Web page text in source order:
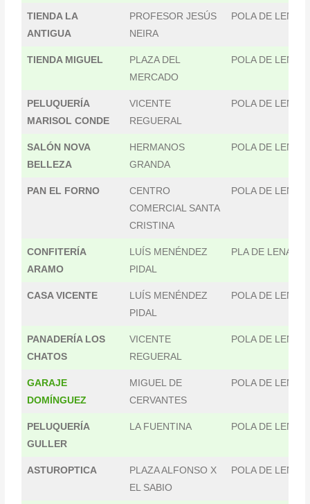
TIENDA LA
ANTIGUA
PROFESOR JESÚS
NEIRA
POLA DE LENA
TIENDA MIGUEL
PLAZA DEL
MERCADO
POLA DE LENA
PELUQUERÍA
MARISOL CONDE
VICENTE
REGUERAL
POLA DE LENA
SALÓN NOVA
BELLEZA
HERMANOS
GRANDA
POLA DE LENA
PAN EL FORNO
CENTRO
COMERCIAL SANTA
CRISTINA
POLA DE LENA
CONFITERÍA
ARAMO
LUÍS MENÉNDEZ
PIDAL
PLA DE LENA
CASA VICENTE
LUÍS MENÉNDEZ
PIDAL
POLA DE LENA
PANADERÍA LOS
CHATOS
VICENTE
REGUERAL
POLA DE LENA
GARAJE
DOMÍNGUEZ
MIGUEL DE
CERVANTES
POLA DE LENA
PELUQUERÍA
GULLER
LA FUENTINA POLA DE LENA
ASTUROPTICA
PLAZA ALFONSO X
EL SABIO
POLA DE LENA